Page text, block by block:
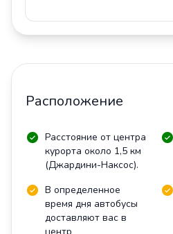
Расположение
Расстояние от центра
курорта около 1,5 км
(Джардини-Наксос).
В определенное
время дня автобусы
доставляют вас в